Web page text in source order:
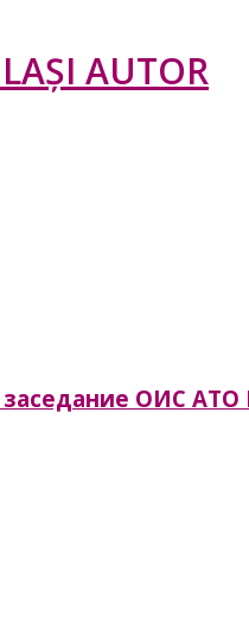
AUTOR
заседание ОИС